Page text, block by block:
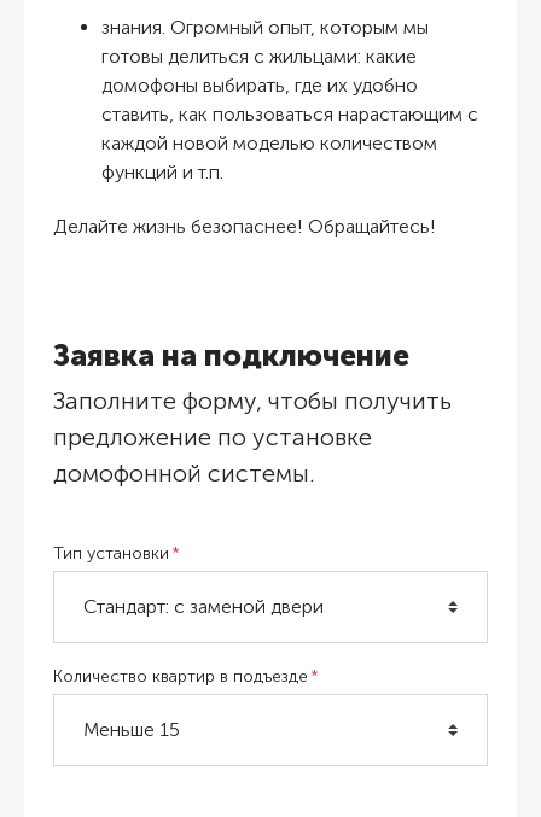
знания. Огромный опыт, которым мы
готовы делиться с жильцами: какие
домофоны выбирать, где их удобно
ставить, как пользоваться нарастающим с
каждой новой моделью количеством
функций и т.п.
Делайте жизнь безопаснее! Обращайтесь!
Заявка на подключение
Заполните форму, чтобы получить
предложение по установке
домофонной системы.
Тип установки
Количество квартир в подъезде